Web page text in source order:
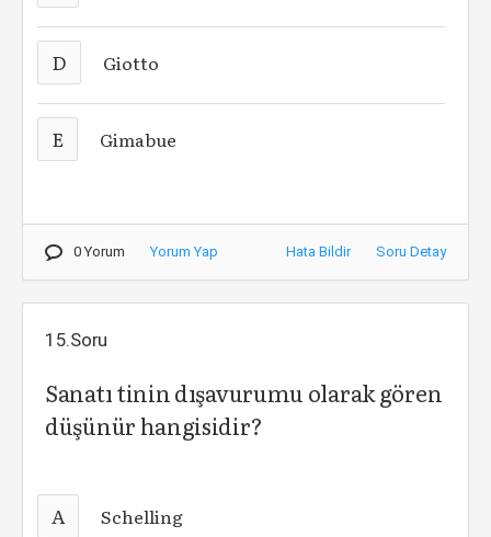
D Giotto
E Gimabue
0 Yorum Yorum Yap Hata Bildir Soru Detay
15.Soru
Sanatı tinin dışavurumu olarak gören
düşünür hangisidir?
A Schelling